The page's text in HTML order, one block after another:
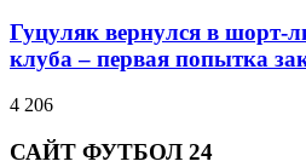
Гуцуляк вернулся в шорт-
клуба – первая попытка
4 206
САЙТ ФУТБОЛ 24